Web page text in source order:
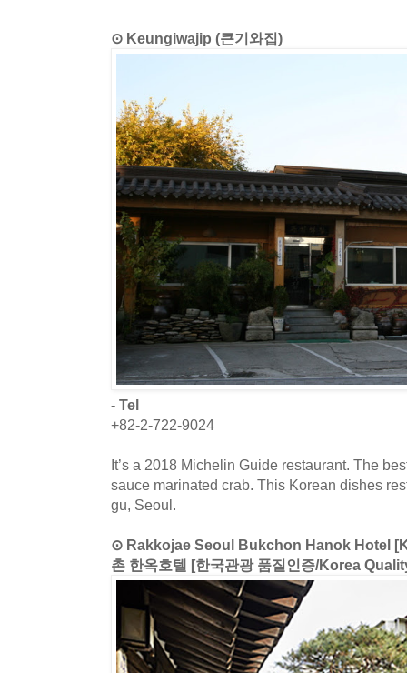
⊙ Keungiwajip (큰기와집)
- Tel
+82-2-722-9024
It’s a 2018 Michelin Guide restaurant. The
sauce marinated crab. This Korean dishes
gu, Seoul.
⊙ Rakkojae Seoul Bukchon Hanok Hotel
촌 한옥호텔 [한국관광 품질인증/Korea